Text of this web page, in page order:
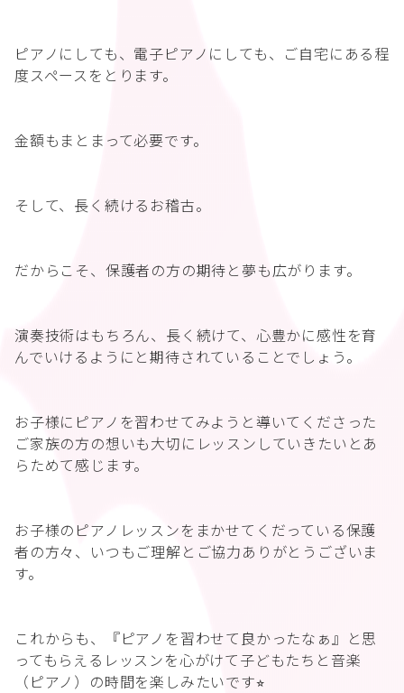
ピアノにしても、電子ピアノにしても、ご自宅にある程
度スペースをとります。
金額もまとまって必要です。
そして、長く続けるお稽古。
だからこそ、保護者の方の期待と夢も広がります。
演奏技術はもちろん、長く続けて、心豊かに感性を育
んでいけるようにと期待されていることでしょう。
お子様にピアノを習わせてみようと導いてくださった
ご家族の方の想いも大切にレッスンしていきたいとあ
らためて感じます。
お子様のピアノレッスンをまかせてくだっている保護
者の方々、いつもご理解とご協力ありがとうございま
す。
これからも、『ピアノを習わせて良かったなぁ』と思
ってもらえるレッスンを心がけて子どもたちと音楽
（ピアノ）の時間を楽しみたいです⭐︎